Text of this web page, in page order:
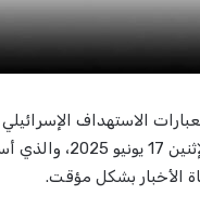
الاستهداف الإسرائيلي
والتلفزيون الإيرانية
الأخبار بشكل مؤقت.